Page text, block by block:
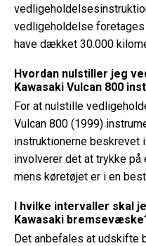
vedligeholdelse
have dækket 30.000
Hvordan nulstiller jeg
Kawasaki Vulcan 800
For at nulstille
Vulcan 800 (1999)
instruktionerne beskrevet
involverer det at trykke på
mens køretøjet er i en
I hvilke intervaller skal
Kawasaki
Det anbefales at udskifte